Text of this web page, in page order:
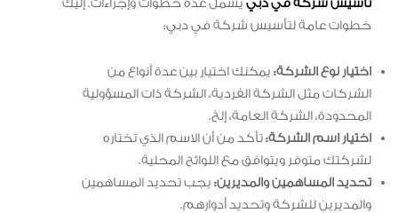
تأسيس شركة في دبي يشمل عدة خطوات وإجراءات. إليك
خطوات عامة لتأسيس شركة في دبي:
اختيار نوع الشركة: يمكنك اختيار بين عدة أنواع من
الشركات مثل الشركة الفردية، الشركة ذات المسؤولية
المحدودة، الشركة العامة، إلخ.
اختيار اسم الشركة:تأكد من أن الاسم الذي تختاره
لشركتك متوفر ويتوافق مع اللوائح المحلية.
تحديد المساهمين والمديرين: يجب تحديد المساهمين
والمديرين للشركة وتحديد أدوارهم.